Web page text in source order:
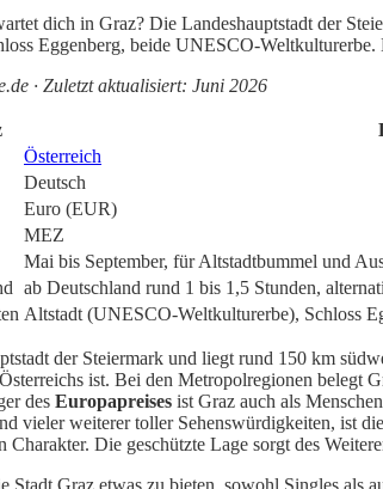
dich in Graz? Die Landeshauptstadt der
Eggenberg, beide UNESCO-
· Zuletzt aktualisiert: Juni 2026
Österreich
Deutsch
Euro (EUR)
MEZ
Mai bis September, für Altstadtbummel und
ab Deutschland rund 1 bis 1,5 Stunden,
Altstadt (UNESCO-Weltkulturerbe), Schloss
der Steiermark und liegt rund 150 km
Österreichs ist. Bei den Metropolregionen belegt
des Europapreises ist Graz auch als
vieler weiterer toller Sehenswürdigkeiten, ist
Charakter. Die geschützte Lage sorgt des
Stadt Graz etwas zu bieten, sowohl Singles als